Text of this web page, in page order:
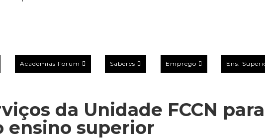
Academias Forum Saberes Emprego Ens.
da Unidade FCCN para
ensino superior